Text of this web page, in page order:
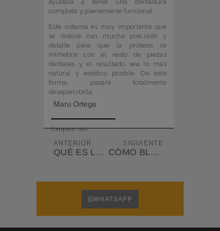
ayudará a tener una dentadura
completa y plenamente funcional.
Este sistema es muy importante que
se realice con mucha precisión y
detalle para que la prótesis se
mimetice con el resto de piezas
dentales y el resultado sea lo más
natural y estético posible. De esta
forma, pasará totalmente
desapercibida.
Maru Ortega
Comparte esto:
ANTERIOR
QUÉ ES LA CIRUGÍA ESTÉTICA DE ENCÍA Y CUÁNDO ESTÁ INDICADA
SIGUIENTE
CÓMO BLANQUEAR LOS DIENTES PARA LUCIR UNA SONRISA PERFECTA
WHATSAPP